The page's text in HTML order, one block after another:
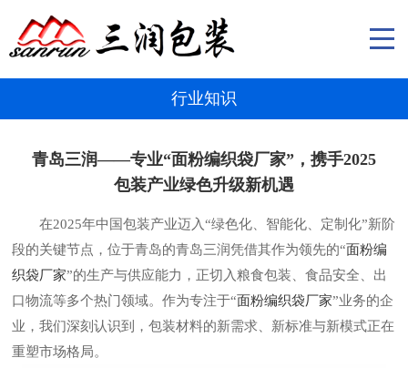
行业知识
青岛三润——专业“面粉编织袋厂家”，携手2025
包装产业绿色升级新机遇
在2025年中国包装产业迈入“绿色化、智能化、定制化”新阶
段的关键节点，位于青岛的青岛三润凭借其作为领先的“面粉编
织袋厂家”的生产与供应能力，正切入粮食包装、食品安全、出
口物流等多个热门领域。作为专注于“面粉编织袋厂家”业务的企
业，我们深刻认识到，包装材料的新需求、新标准与新模式正在
重塑市场格局。